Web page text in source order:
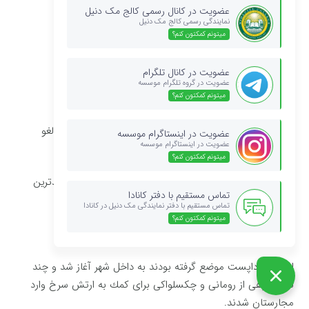
انفجار انقلاب در بوداپست
روز اول نوامبر ۱۹۵۶ ؛
رادیو بوداپست متن فرمان ناگی را درباره بی‌طرفی كشور و لغو
اشتراكی شدن مزارع پخش كرد.
پس از انتشار این خبر تظاهرات ملی و ضد شوروی به شدیدترین
وضع خود رسید.
در سوم نوامبر حمله تانکهای شوروی كه در ؛
اطراف بوداپست موضع گرفته بودند به داخل شهر آغاز شد و چند
لشكر زرهی از رومانی و چكسلواكی برای كمك به ارتش سرخ وارد
مجارستان شدند.
عضویت در کانال رسمی کالج مک دنیل
نمایندگی رسمی کالج مک دنیل
میتونم کمکتون کنم؟
عضویت در کانال تلگرام
عضویت در گروه تلگرام موسسه
میتونم کمکتون کنم؟
عضویت در اینستاگرام موسسه
عضویت در اینستاگرام موسسه
میتونم کمکتون کنم؟
تماس مستقیم با دفتر کانادا
تماس مستقیم با دفتر نمایندگی مک دنیل در کانادا
میتونم کمکتون کنم؟